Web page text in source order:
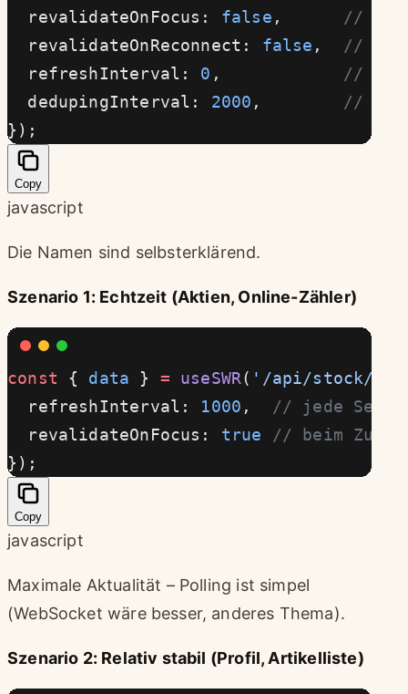
  revalidateOnFocus:
false , //
  revalidateOnReconnect:
false , //
  refreshInterval:
0 , //
  dedupingInterval:
2000 , //
});
Copy
javascript
Die Namen sind selbsterklärend.
Szenario 1: Echtzeit (Aktien, Online-Zähler)
const { data } = useSWR( '/api/stock/
  refreshInterval:
1000 ,
// jede
  revalidateOnFocus:
true // beim
});
Copy
javascript
Maximale Aktualität – Polling ist simpel
(WebSocket wäre besser, anderes Thema).
Szenario 2: Relativ stabil (Profil, Artikelliste)